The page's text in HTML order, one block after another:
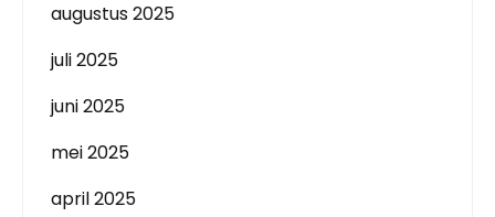
augustus 2025
juli 2025
juni 2025
mei 2025
april 2025